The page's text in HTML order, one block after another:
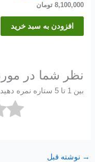
8,100,000 تومان
افزودن به سبد خرید
نظر شما در
بین 1 تا 5 ستاره نمره دهید
→ نوشته قبل